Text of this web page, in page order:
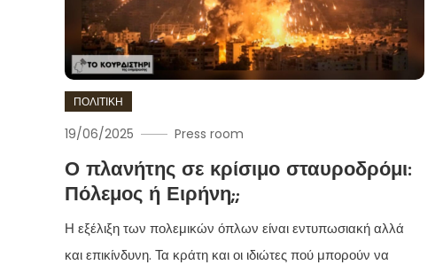
ΠΟΛΙΤΙΚΗ
19/06/2025 Press room
Ο πλανήτης σε κρίσιμο σταυροδρόμι:
Πόλεμος ή Ειρήνη;;
Η εξέλιξη των πολεμικών όπλων είναι εντυπωσιακή αλλά
και επικίνδυνη. Τα κράτη και οι ιδιώτες πού μπορούν να